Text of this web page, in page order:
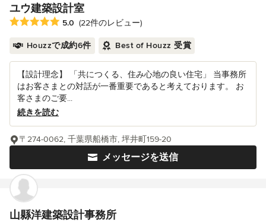
ユウ建築設計室
平均評価：5つ星中 星5
5.0 (22件のレビュー)
Houzzで成約6件 Best of Houzz 受賞
【設計理念】 「共につくる、住み心地の良い住宅」 当事務所
はお客さまとの対話が一番重要であると考えております。 お
客さまのご要...
続きを読む
メッセージを送信
〒274-0062, 千葉県船橋市, 坪井町159-20
山縣洋建築設計事務所